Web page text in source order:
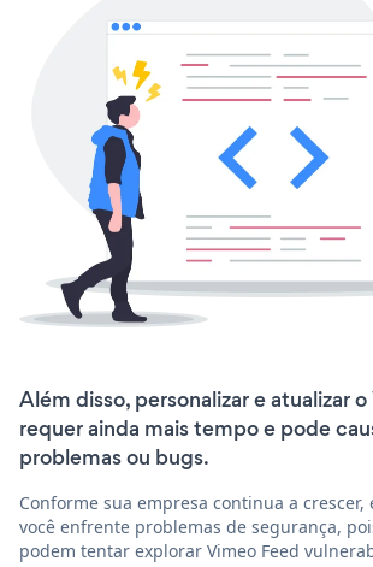
Além disso, personalizar e atualizar
requer ainda mais tempo e pode
problemas ou bugs.
Conforme sua empresa continua a crescer,
você enfrente problemas de segurança,
podem tentar explorar Vimeo Feed